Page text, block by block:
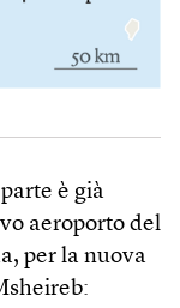
è già
aeroporto del
per la nuova